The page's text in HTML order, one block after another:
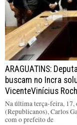
ARAGUATINS:
buscam no Incra
VicenteVinícius
Na última terça-feira, 17,
(Republicanos), Carlos
com o prefeito de